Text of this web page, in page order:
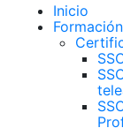
Inicio
Formación